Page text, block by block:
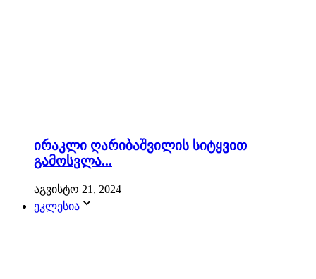
ირაკლი ღარიბაშვილის სიტყვით
გამოსვლა...
აგვისტო 21, 2024
ეკლესია